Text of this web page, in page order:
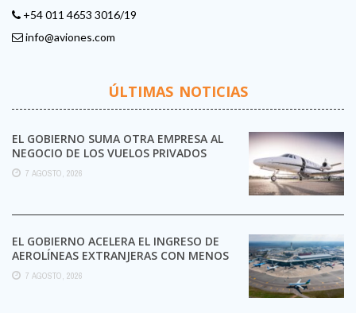
+54 011 4653 3016/19
info@aviones.com
ÚLTIMAS NOTICIAS
EL GOBIERNO SUMA OTRA EMPRESA AL
NEGOCIO DE LOS VUELOS PRIVADOS
7 AGOSTO, 2026
EL GOBIERNO ACELERA EL INGRESO DE
AEROLÍNEAS EXTRANJERAS CON MENOS
TRÁMITES
7 AGOSTO, 2026